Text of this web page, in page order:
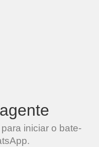
iniciar o bate-